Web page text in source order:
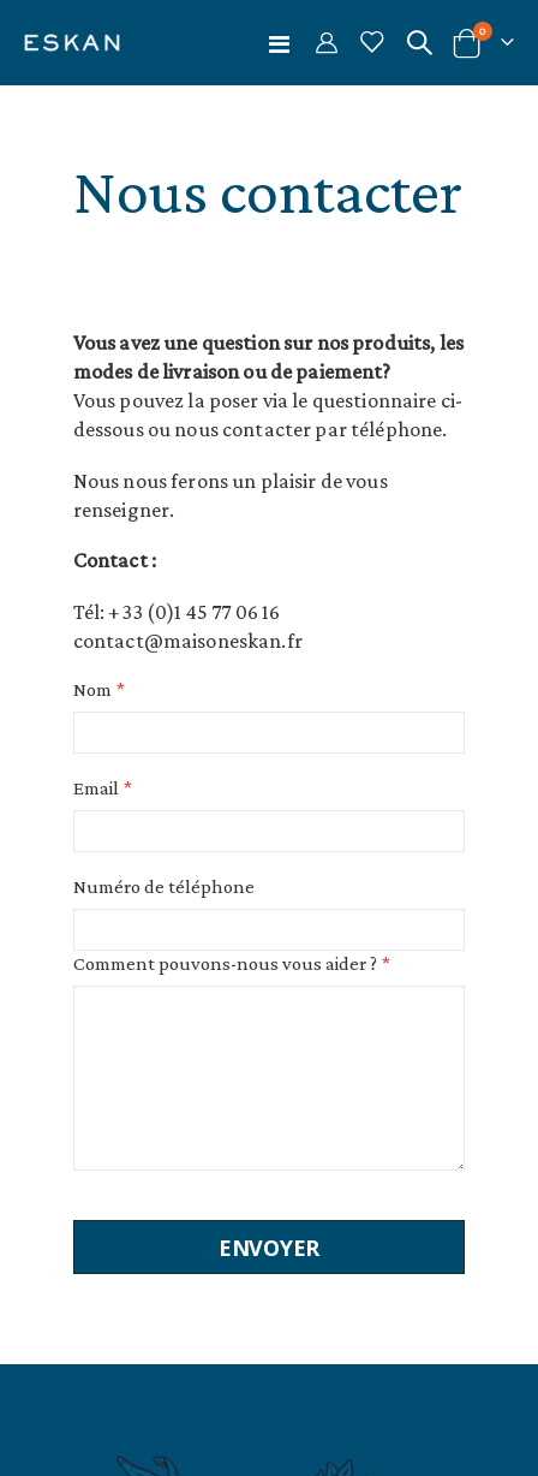
Basculer
navigation
Cart
0articles
Nous contacter
Vous avez une question sur nos produits, les
modes de livraison ou de paiement?
Vous pouvez la poser via le questionnaire ci-
dessous ou nous contacter par téléphone.
Nous nous ferons un plaisir de vous
renseigner.
Contact :
Tél: +33 (0)1 45 77 06 16
contact@maisoneskan.fr
Nom
Email
Numéro de téléphone
Comment pouvons-nous vous aider ?
ENVOYER